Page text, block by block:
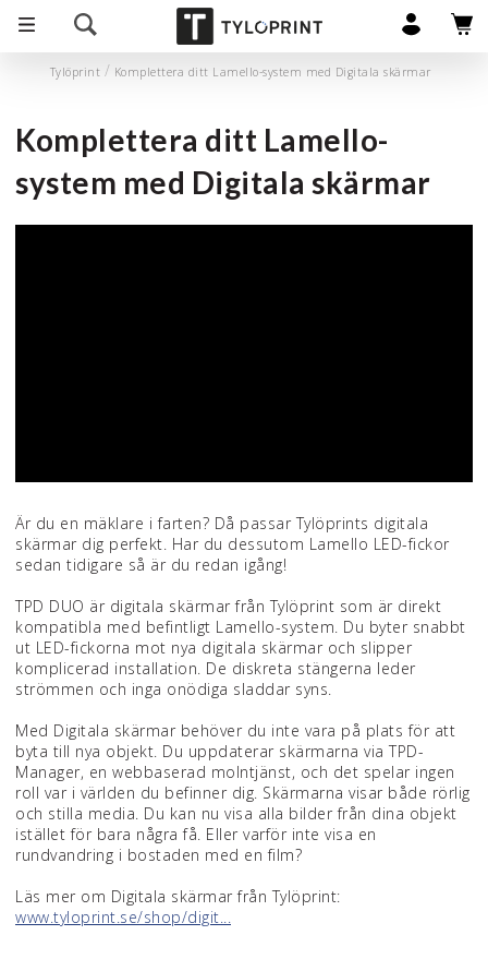
Tylöprint Komplettera ditt Lamello-system med Digitala skärmar
Komplettera ditt Lamello-
system med Digitala skärmar
Är du en mäklare i farten? Då passar Tylöprints digitala
skärmar dig perfekt. Har du dessutom Lamello LED-fickor
sedan tidigare så är du redan igång!
TPD DUO är digitala skärmar från Tylöprint som är direkt
kompatibla med befintligt Lamello-system. Du byter snabbt
ut LED-fickorna mot nya digitala skärmar och slipper
komplicerad installation. De diskreta stängerna leder
strömmen och inga onödiga sladdar syns.
Med Digitala skärmar behöver du inte vara på plats för att
byta till nya objekt. Du uppdaterar skärmarna via TPD-
Manager, en webbaserad molntjänst, och det spelar ingen
roll var i världen du befinner dig. Skärmarna visar både rörlig
och stilla media. Du kan nu visa alla bilder från dina objekt
istället för bara några få. Eller varför inte visa en
rundvandring i bostaden med en film?
Läs mer om Digitala skärmar från Tylöprint:
www.tyloprint.se/shop/digit...